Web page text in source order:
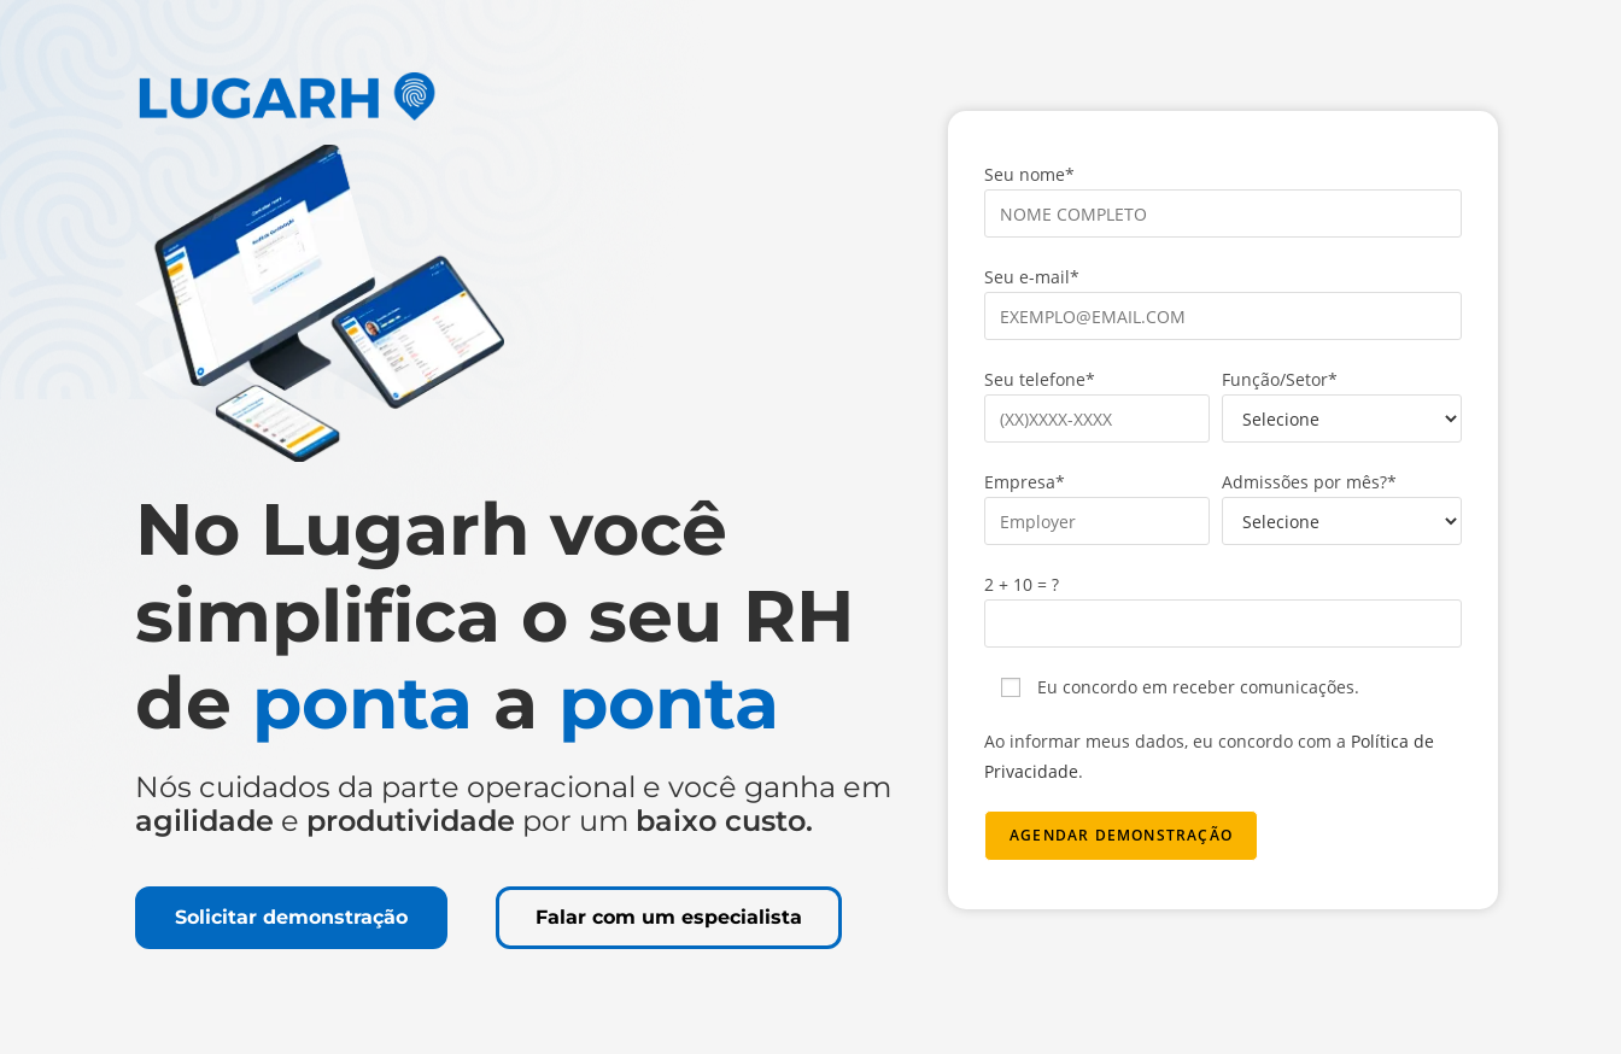
No Lugarh você
simplifica o seu RH
de ponta a ponta
Nós cuidados da parte operacional e você ganha em
agilidade e produtividade por um baixo custo.
Solicitar demonstração Falar com um especialista
Seu nome*
Seu e-mail*
Seu telefone* Função/Setor*
Empresa* Admissões por mês?*
2 + 10 = ?
Eu concordo em receber comunicações.
Ao informar meus dados, eu concordo com a Política de
Privacidade.